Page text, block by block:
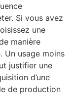
Si vous avez
une
manière
Un usage moins
justifier une
d’une
de production